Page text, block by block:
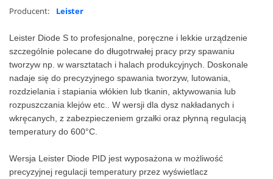
Producent: Leister
Leister Diode S to profesjonalne, poręczne i lekkie urządzenie
szczególnie polecane do długotrwałej pracy przy spawaniu
tworzyw np. w warsztatach i halach produkcyjnych. Doskonale
nadaje się do precyzyjnego spawania tworzyw, lutowania,
rozdzielania i stapiania włókien lub tkanin, aktywowania lub
rozpuszczania klejów etc.. W wersji dla dysz nakładanych i
wkręcanych, z zabezpieczeniem grzałki oraz płynną regulacją
temperatury do 600°C.
Wersja Leister Diode PID jest wyposażona w możliwość
precyzyjnej regulacji temperatury przez wyświetlacz